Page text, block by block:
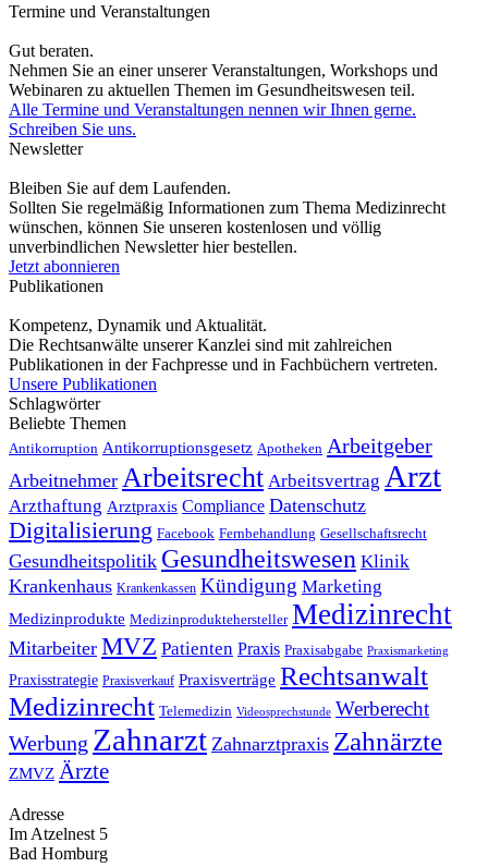
Termine und Veranstaltungen
Gut beraten.
Nehmen Sie an einer unserer Veranstaltungen, Workshops und
Webinaren zu aktuellen Themen im Gesundheitswesen teil.
Alle Termine und Veranstaltungen nennen wir Ihnen gerne.
Schreiben Sie uns.
Newsletter
Bleiben Sie auf dem Laufenden.
Sollten Sie regelmäßig Informationen zum Thema Medizinrecht
wünschen, können Sie unseren kostenlosen und völlig
unverbindlichen Newsletter hier bestellen.
Jetzt abonnieren
Publikationen
Kompetenz, Dynamik und Aktualität.
Die Rechtsanwälte unserer Kanzlei sind mit zahlreichen
Publikationen in der Fachpresse und in Fachbüchern vertreten.
Unsere Publikationen
Schlagwörter
Beliebte Themen
Antikorruption Antikorruptionsgesetz Apotheken Arbeitgeber
Arbeitnehmer Arbeitsrecht Arbeitsvertrag Arzt
Arzthaftung Arztpraxis Compliance Datenschutz
Digitalisierung Facebook Fernbehandlung Gesellschaftsrecht
Gesundheitspolitik Gesundheitswesen Klinik
Krankenhaus Krankenkassen Kündigung Marketing
Medizinprodukte Medizinproduktehersteller Medizinrecht
Mitarbeiter MVZ Patienten Praxis Praxisabgabe Praxismarketing
Praxisstrategie Praxisverkauf Praxisverträge Rechtsanwalt
Medizinrecht Telemedizin Videosprechstunde Werberecht
Werbung Zahnarzt Zahnarztpraxis Zahnärzte
ZMVZ Ärzte
Adresse
Im Atzelnest 5
Bad Homburg